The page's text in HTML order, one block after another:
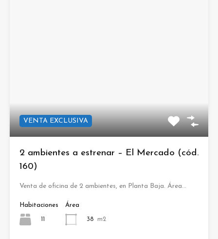
VENTA EXCLUSIVA
2 ambientes a estrenar – El Mercado (cód.
160)
Venta de oficina de 2 ambientes, en Planta Baja. Área…
Habitaciones
11
Área
38 m2